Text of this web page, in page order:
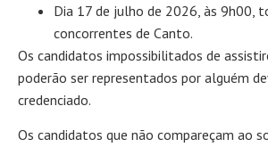
Dia 17 de julho de 2026, às 9h00,
concorrentes de Canto.
Os candidatos impossibilitados de
poderão ser representados por alguém
credenciado.
Os candidatos que não compareçam ao